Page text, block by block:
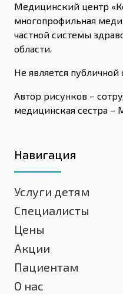
Медицинский центр
многопрофильная
частной системы
области.
Не является
Автор рисунков –
медицинская сестра –
Навигация
Услуги детям
Специалисты
Цены
Акции
Пациентам
О нас